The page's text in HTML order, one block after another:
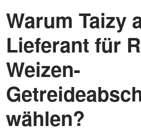
Warum Taizy
Lieferant für
Weizen-
wählen?